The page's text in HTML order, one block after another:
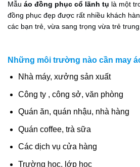
Mẫu áo đồng phục cổ lãnh tụ là một
đồng phục đẹp được rất nhiều khách
các bạn trẻ, vừa sang trọng vừa trẻ trung.
Những môi trường nào cần may
Nhà máy, xưởng sản xuất
Công ty , công sở, văn phòng
Quán ăn, quán nhậu, nhà hàng
Quán coffee, trà sữa
Các dịch vụ cửa hàng
Trường học, lớp học